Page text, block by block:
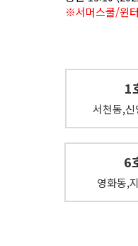
※서머스쿨/윈
1
서천동,
6
영화동,